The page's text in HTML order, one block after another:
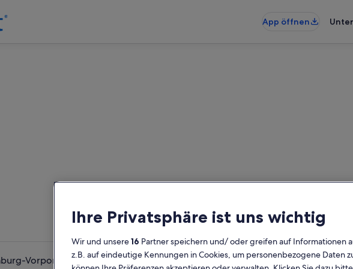
App öffnen
ein, um die Verfügbarkeit zu
Daten
Ihre Privatsphäre ist uns wichtig
Wir und unsere16 Partner speichern und/ oder greifen auf Informationen
z.B. auf eindeutige Kennungen in Cookies, um personenbezogene Daten